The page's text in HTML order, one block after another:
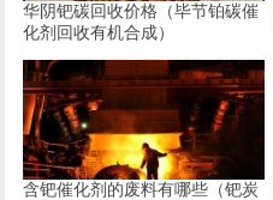
华阴钯碳回收价格（毕节铂碳催
化剂回收有机合成）
含钯催化剂的废料有哪些（钯炭